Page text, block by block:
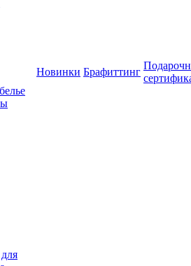
Новинки Брафиттинг